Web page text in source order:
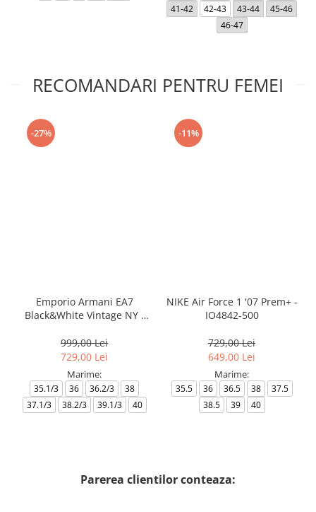
41-42
42-43 43-44
45-46
46-47
RECOMANDARI PENTRU FEMEI
-27%
Emporio Armani EA7
Black&White Vintage NY -
999,00 Lei
729,00 Lei
Marime:
35.1/3 36 36.2/3
38
37.1/3
38.2/3 39.1/3 40
-11%
NIKE Air Force 1 '07 Prem+ -
IO4842-500
729,00 Lei
649,00 Lei
Marime:
35.5 36 36.5 38
37.5
38.5
39 40
Parerea clientilor conteaza: